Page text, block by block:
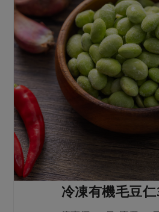
冷凍有機毛豆